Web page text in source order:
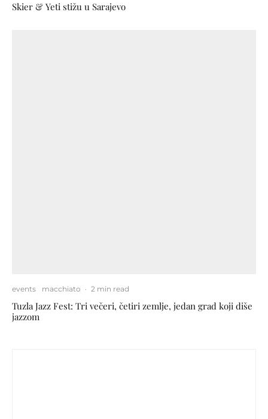
Skier & Yeti stižu u Sarajevo
events macchiato · 2 min read
Tuzla Jazz Fest: Tri večeri, četiri zemlje, jedan grad koji diše
jazzom